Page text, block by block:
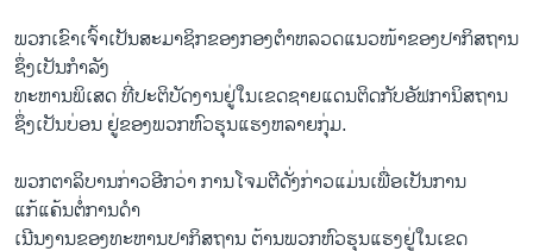
ພວກເຂົາເຈົ້າເປັນສະມາຊິກຂອງກອງຕໍາຫລວດແນວໜ້າຂອງປາກິສຖານ
ຊຶ່ງເປັນກໍາລັງ
ທະຫານພິເສດ ທີ່ປະຕິບັດງານຢູ່ໃນເຂດຊາຍແດນຕິດກັບອັຟການິສຖານ
ຊຶ່ງເປັນບ່ອນ ຢູ່ຂອງພວກຫົວຮຸນແຮງຫລາຍກຸ່ມ.
ພວກຕາລິບານກ່າວອີກວ່າ ການໂຈມຕີດັ່ງກ່າວແມ່ນເພື່ອເປັນການ
ແກ້ແຄ້ນຕໍ່ການດໍາ
ເນີນງານຂອງທະຫານປາກິສຖານ ຕ້ານພວກຫົວຮຸນແຮງຢູ່ໃນເຂດ